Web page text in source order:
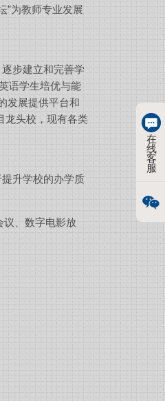
”为教师专业发展
步建立和完善学
语学生培优与能
发展提供平台和
龙头校，现有各类
升学校的办学质
议、数字电影放
在
线
客
服